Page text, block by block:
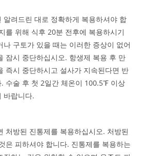
알려드린 대로 정확하게 복용하셔야 합
를 위해 식후 20분 전후에 복용하시기
나 구토가 있을 때는 이러한 증상이 없어
잠시 중단하십시오. 항생제 복용 후 만
즉시 중단하시고 설사가 지속된다면 반
수술 후 첫 2일간 체온이 100.5℉ 이상
바랍니다.
처방된 진통제를 복용하십시오. 처방된
은 피하셔야 합니다. 진통제를 복용하는